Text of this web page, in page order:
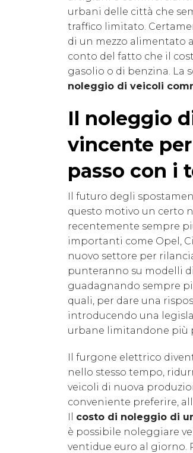
urbani delle città che
traffico limitato.
di un mezzo alimentato
conto del fatto che il
gasolio o di benzina. La
noleggio di veicoli
Il noleggio
vincente
passo con i
Il futuro degli
questo motivo un certo
recentemente sempre
importanti come Opel,
nuovo settore per
punteranno su modelli di
guadagnando sempre
quali, per dare una
introducendo una
urbane limitandone più
Il furgone elettrico
nello stesso tempo,
veicoli di nuova
conveniente preferire,
Il costo di noleggio di
è possibile noleggiare
ventidue euro al giorno.